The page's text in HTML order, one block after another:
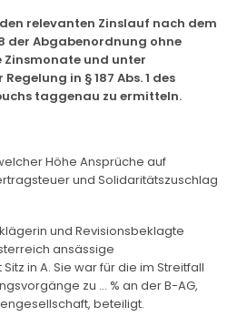
relevanten Zinslauf nach dem
der Abgabenordnung ohne
Zinsmonate und unter
in § 187 Abs. 1 des
taggenau zu ermitteln.
Höhe Ansprüche auf
und Solidaritätszuschlag
und Revisionsbeklagte
ansässige
in A. Sie war für die im Streitfall
zu ... % an der B-AG,
beteiligt.